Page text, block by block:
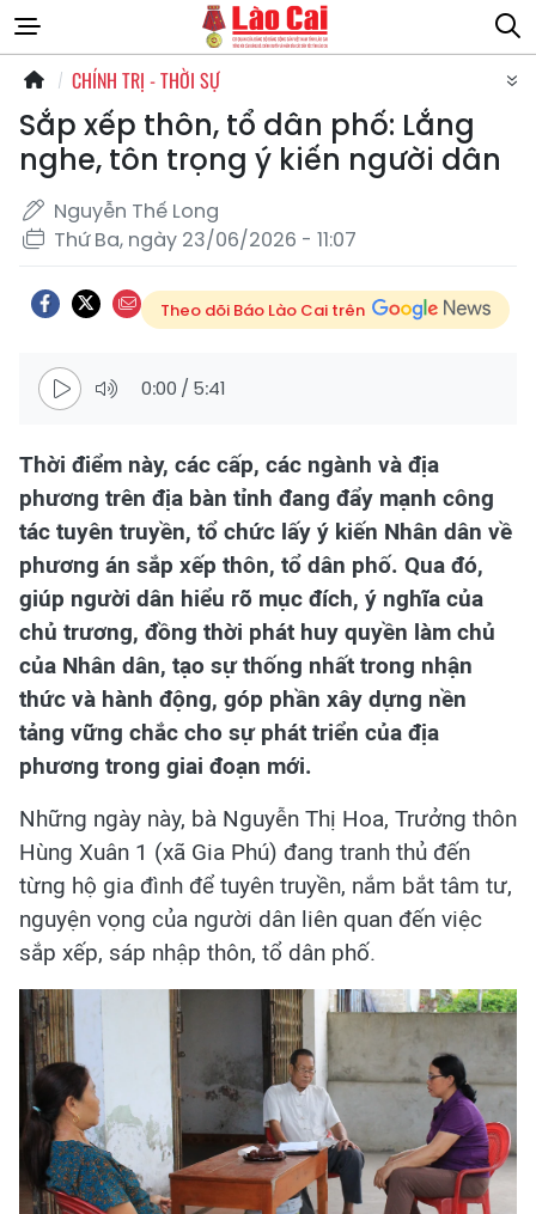
CHÍNH TRỊ - THỜI SỰ
Sắp xếp thôn, tổ dân phố: Lắng
nghe, tôn trọng ý kiến người dân
Nguyễn Thế Long
Thứ Ba, ngày 23/06/2026 - 11:07
Theo dõi Báo Lào Cai trên
0:00 / 5:41
Thời điểm này, các cấp, các ngành và địa
phương trên địa bàn tỉnh đang đẩy mạnh công
tác tuyên truyền, tổ chức lấy ý kiến Nhân dân về
phương án sắp xếp thôn, tổ dân phố. Qua đó,
giúp người dân hiểu rõ mục đích, ý nghĩa của
chủ trương, đồng thời phát huy quyền làm chủ
của Nhân dân, tạo sự thống nhất trong nhận
thức và hành động, góp phần xây dựng nền
tảng vững chắc cho sự phát triển của địa
phương trong giai đoạn mới.
Những ngày này, bà Nguyễn Thị Hoa, Trưởng thôn
Hùng Xuân 1 (xã Gia Phú) đang tranh thủ đến
từng hộ gia đình để tuyên truyền, nắm bắt tâm tư,
nguyện vọng của người dân liên quan đến việc
sắp xếp, sáp nhập thôn, tổ dân phố.